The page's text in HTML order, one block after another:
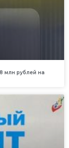
млн рублей на